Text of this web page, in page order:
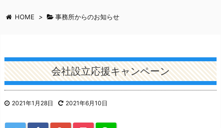
HOME > 事務所からのお知らせ
会社設立応援キャンペーン
2021年1月28日 2021年6月10日